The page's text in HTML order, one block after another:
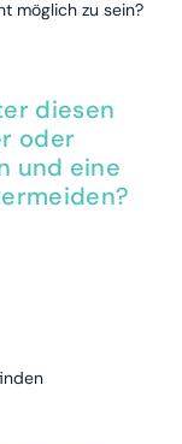
möglich zu sein?
diesen
oder
und eine